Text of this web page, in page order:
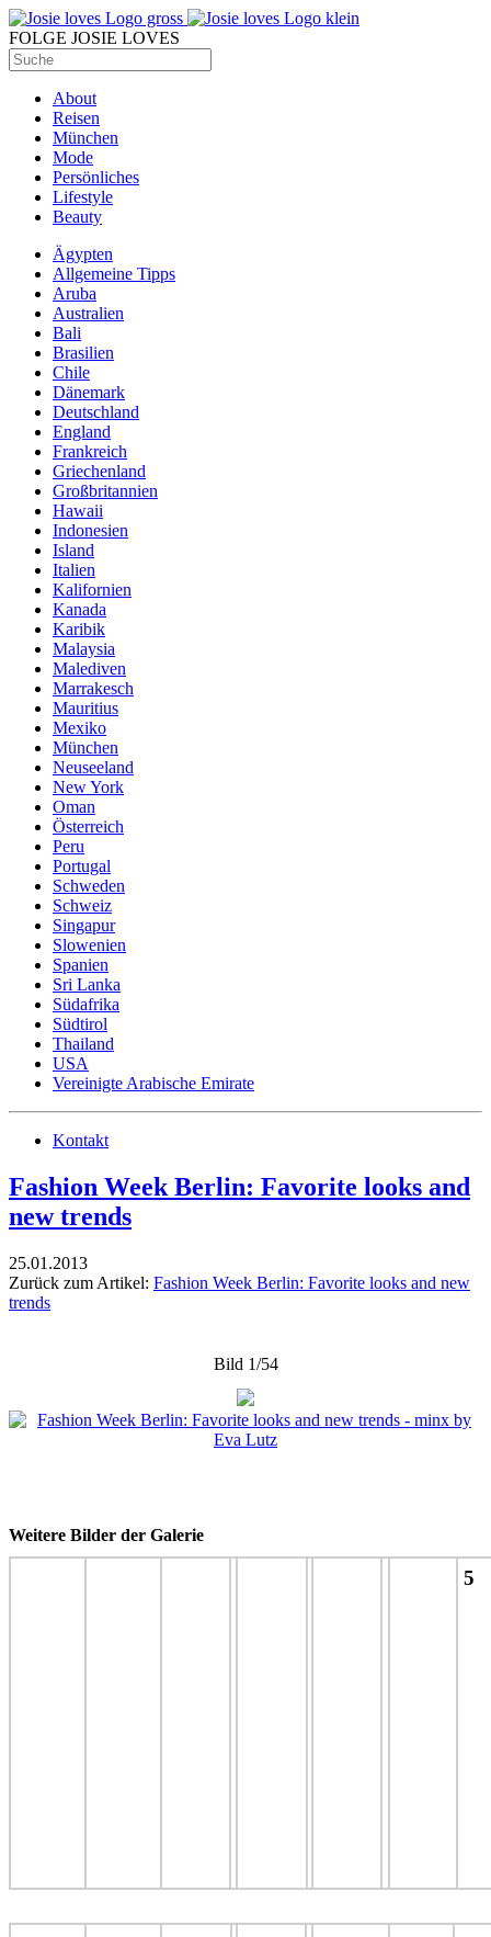
FOLGE JOSIE LOVES
About
Reisen
München
Mode
Persönliches
Lifestyle
Beauty
Ägypten
Allgemeine Tipps
Aruba
Australien
Bali
Brasilien
Chile
Dänemark
Deutschland
England
Frankreich
Griechenland
Großbritannien
Hawaii
Indonesien
Island
Italien
Kalifornien
Kanada
Karibik
Malaysia
Malediven
Marrakesch
Mauritius
Mexiko
München
Neuseeland
New York
Oman
Österreich
Peru
Portugal
Schweden
Schweiz
Singapur
Slowenien
Spanien
Sri Lanka
Südafrika
Südtirol
Thailand
USA
Vereinigte Arabische Emirate
Kontakt
Fashion Week Berlin: Favorite looks and
new trends
25.01.2013
Zurück zum Artikel: Fashion Week Berlin: Favorite looks and new
trends
Bild 1/54
Weitere Bilder der Galerie
5